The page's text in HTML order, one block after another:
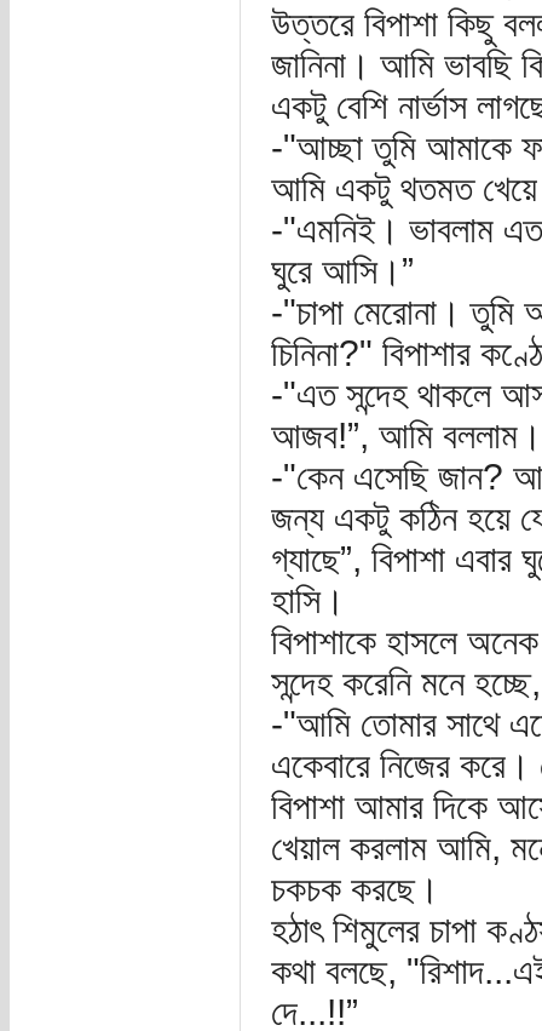
উত্তরে বিপাশা কিছু
জানিনা। আমি
একটু বেশি নার্ভাস
-"আচ্ছা তুমি আমাকে
আমি একটু থতমত
-"এমনিই। ভাবলাম
ঘুরে আসি।”
-"চাপা মেরোনা। তুমি
চিনিনা?" বিপাশার
-"এত সন্দেহ থাকলে
আজব!”, আমি বললাম।
-"কেন এসেছি জান?
জন্য একটু কঠিন হয়ে
গ্যাছে”, বিপাশা
হাসি।
বিপাশাকে হাসলে
সন্দেহ করেনি মনে
-"আমি তোমার সাথে
একেবারে নিজের
বিপাশা আমার দিকে
খেয়াল করলাম আমি,
চকচক করছে।
হঠাৎ শিমুলের চাপা
কথা বলছে,
দে...!!”